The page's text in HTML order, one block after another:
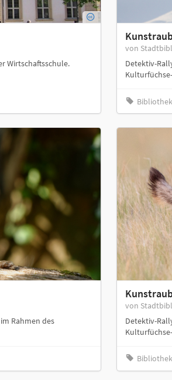
Wirtschaftsschule.
von
Detektiv-
Rahmen des
von
Detektiv-